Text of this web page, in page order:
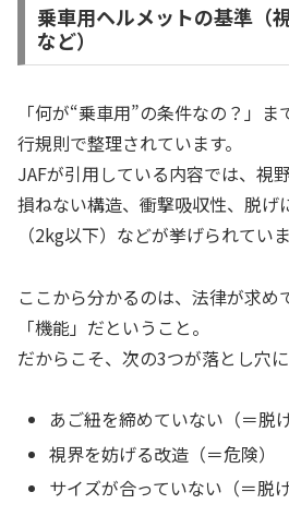
乗車用ヘルメットの基準（
など）
「何が“乗車用”の条件なの？」
行規則で整理されています。
JAFが引用している内容では、視
損ねない構造、衝撃吸収性、脱げ
（2kg以下）などが挙げられていま
ここから分かるのは、法律が求め
「機能」だということ。
だからこそ、次の3つが落とし穴に
あご紐を締めていない（＝脱
視界を妨げる改造（＝危険）
サイズが合っていない（＝脱